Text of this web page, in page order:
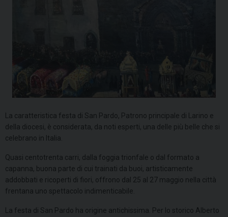
La caratteristica festa di San Pardo, Patrono principale di Larino e
della diocesi, è considerata, da noti esperti, una delle più belle che si
celebrano in Italia.
Quasi centotrenta carri, dalla foggia trionfale o dal formato a
capanna, buona parte di cui trainati da buoi, artisticamente
addobbati e ricoperti di fiori, offrono dal 25 al 27 maggio nella città
frentana uno spettacolo indimenticabile.
La festa di San Pardo ha origine antichissima. Per lo storico Alberto